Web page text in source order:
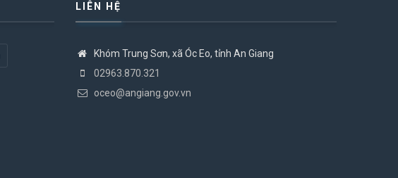
LIÊN HỆ
Khóm Trung Sơn, xã Óc Eo, tỉnh An Giang
02963.870.321
oceo@angiang.gov.vn